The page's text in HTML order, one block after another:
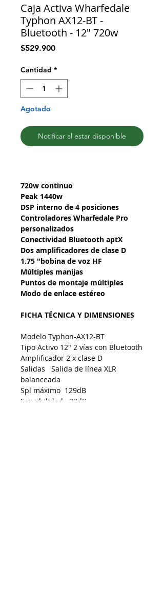
Caja Activa Wharfedale
Typhon AX12-BT -
Bluetooth - 12" 720w
$529.900Precio
Cantidad *
Agotado
Notificar al estar disponible
720w continuo
Peak 1440w
DSP interno de 4 posiciones
Controladores Wharfedale Pro
personalizados
Conectividad Bluetooth aptX
Dos amplificadores de clase D
1.75 "bobina de voz HF
Múltiples manijas
Puntos de montaje múltiples
Modo de enlace estéreo
FICHA TÉCNICA Y DIMENSIONES
Modelo Typhon-AX12-BT
Tipo Activo 12" 2 vías con Bluetooth
Amplificador 2 x clase D
Salidas Salida de línea XLR
balanceada
Spl máximo 129dB
Sensibilidad 98dB